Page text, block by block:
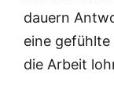
dauern
eine
die Arbeit